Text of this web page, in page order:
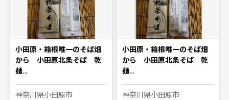
小田原・箱根唯一のそば畑
から 小田原北条そば 乾
麺…
神奈川県小田原市
小田原・箱根唯一のそば畑
から 小田原北条そば 乾
麺…
神奈川県小田原市